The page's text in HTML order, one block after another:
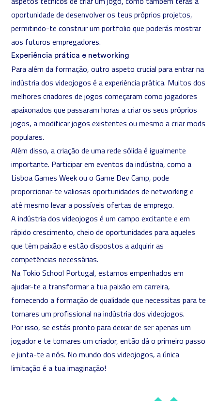
oportunidade de desenvolver os teus próprios projetos,
permitindo-te construir um portfolio que poderás mostrar
aos futuros empregadores.
Experiência prática e networking
Para além da formação, outro aspeto crucial para entrar na
indústria dos videojogos é a experiência prática. Muitos dos
melhores criadores de jogos começaram como jogadores
apaixonados que passaram horas a criar os seus próprios
jogos, a modificar jogos existentes ou mesmo a criar mods
populares.
Além disso, a criação de uma rede sólida é igualmente
importante. Participar em eventos da indústria, como a
Lisboa Games Week ou o Game Dev Camp, pode
proporcionar-te valiosas oportunidades de networking e
até mesmo levar a possíveis ofertas de emprego.
A indústria dos videojogos é um campo excitante e em
rápido crescimento, cheio de oportunidades para aqueles
que têm paixão e estão dispostos a adquirir as
competências necessárias.
Na Tokio School Portugal, estamos empenhados em
ajudar-te a transformar a tua paixão em carreira,
fornecendo a formação de qualidade que necessitas para te
tornares um profissional na indústria dos videojogos.
Por isso, se estás pronto para deixar de ser apenas um
jogador e te tornares um criador, então dá o primeiro passo
e junta-te a nós. No mundo dos videojogos, a única
limitação é a tua imaginação!